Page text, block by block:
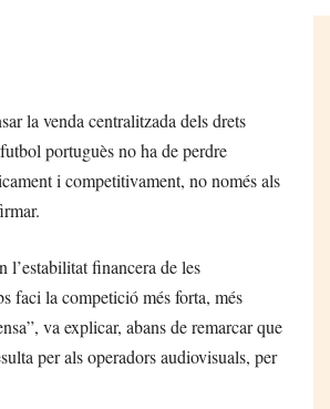
la venda centralitzada dels drets
portuguès no ha de perdre
i competitivament, no només als
l’estabilitat financera de les
faci la competició més forta, més
va explicar, abans de remarcar que
per als operadors audiovisuals, per